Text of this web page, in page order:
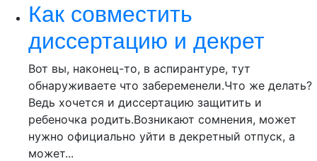
Как совместить
диссертацию и декрет
Вот вы, наконец-то, в аспирантуре, тут
обнаруживаете что забеременели.Что же делать?
Ведь хочется и диссертацию защитить и
ребеночка родить.Возникают сомнения, может
нужно официально уйти в декретный отпуск, а
может...